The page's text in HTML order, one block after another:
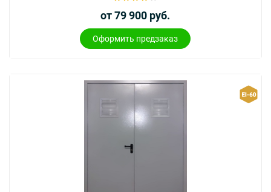
от 79 900 руб.
Оформить предзаказ